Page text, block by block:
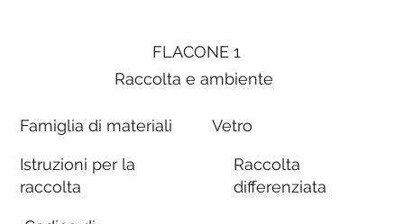
FLACONE 1
Raccolta e ambiente
Famiglia di materiali
Istruzioni per la
raccolta
Vetro
Raccolta
differenziata